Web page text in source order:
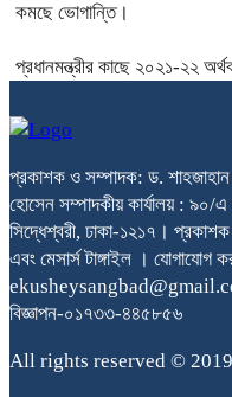
কমছে ভোগান্তি।
প্রধানমন্ত্রীর কাছে ২০২১-২২
প্রকাশক ও সম্পাদক: ড.
হোসেন সম্পাদকীয় কার্যালয় : ৯০/
সিদ্ধেশ্বরী, ঢাকা-১২১৭।
এবং মেসার্স টাঙ্গাইল ।
বিজ্ঞাপন-০১৭৩৩-৪৪৫৮৫৬
All rights reserved © 2019